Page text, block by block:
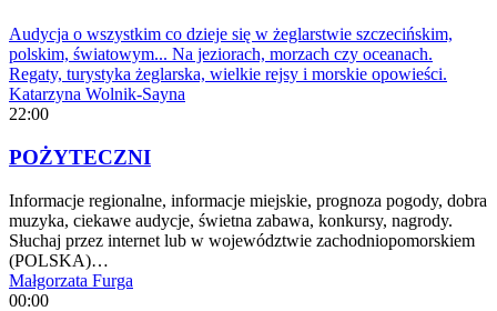
Audycja o wszystkim co dzieje się w żeglarstwie szczecińskim,
polskim, światowym... Na jeziorach, morzach czy oceanach.
Regaty, turystyka żeglarska, wielkie rejsy i morskie opowieści.
Katarzyna Wolnik-Sayna
22:00
POŻYTECZNI
Informacje regionalne, informacje miejskie, prognoza pogody, dobra
muzyka, ciekawe audycje, świetna zabawa, konkursy, nagrody.
Słuchaj przez internet lub w województwie zachodniopomorskiem
(POLSKA)…
Małgorzata Furga
00:00